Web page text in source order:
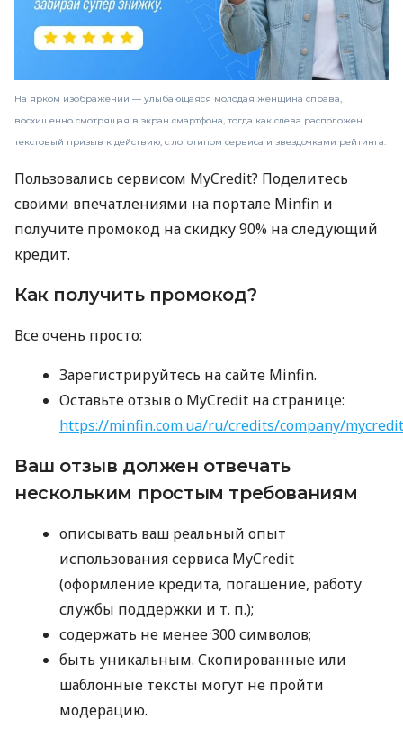
На ярком изображении — улыбающаяся молодая женщина справа,
восхищенно смотрящая в экран смартфона, тогда как слева расположен
текстовый призыв к действию, с логотипом сервиса и звездочками рейтинга.
Пользовались сервисом MyCredit? Поделитесь
своими впечатлениями на портале Minfin и
получите промокод на скидку 90% на следующий
кредит.
Как получить промокод?
Все очень просто:
Зарегистрируйтесь на сайте Minfin.
Оставьте отзыв о MyCredit на странице:
https://minfin.com.ua/ru/credits/company/
Ваш отзыв должен отвечать
нескольким простым требованиям
описывать ваш реальный опыт
использования сервиса MyCredit
(оформление кредита, погашение, работу
службы поддержки и т. п.);
содержать не менее 300 символов;
быть уникальным. Скопированные или
шаблонные тексты могут не пройти
модерацию.